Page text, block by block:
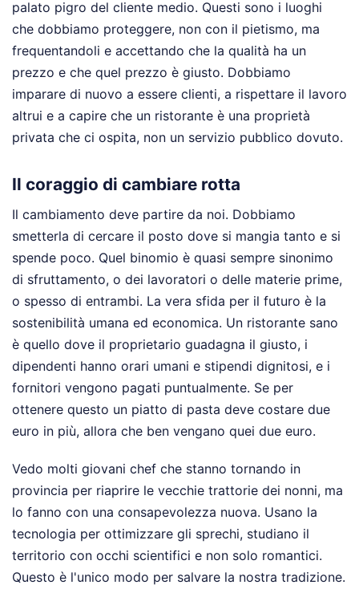
palato pigro del cliente medio. Questi sono i luoghi
che dobbiamo proteggere, non con il pietismo, ma
frequentandoli e accettando che la qualità ha un
prezzo e che quel prezzo è giusto. Dobbiamo
imparare di nuovo a essere clienti, a rispettare il lavoro
altrui e a capire che un ristorante è una proprietà
privata che ci ospita, non un servizio pubblico dovuto.
Il coraggio di cambiare rotta
Il cambiamento deve partire da noi. Dobbiamo
smetterla di cercare il posto dove si mangia tanto e si
spende poco. Quel binomio è quasi sempre sinonimo
di sfruttamento, o dei lavoratori o delle materie prime,
o spesso di entrambi. La vera sfida per il futuro è la
sostenibilità umana ed economica. Un ristorante sano
è quello dove il proprietario guadagna il giusto, i
dipendenti hanno orari umani e stipendi dignitosi, e i
fornitori vengono pagati puntualmente. Se per
ottenere questo un piatto di pasta deve costare due
euro in più, allora che ben vengano quei due euro.
Vedo molti giovani chef che stanno tornando in
provincia per riaprire le vecchie trattorie dei nonni, ma
lo fanno con una consapevolezza nuova. Usano la
tecnologia per ottimizzare gli sprechi, studiano il
territorio con occhi scientifici e non solo romantici.
Questo è l'unico modo per salvare la nostra tradizione.